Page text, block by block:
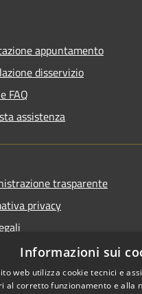
appuntamento
disservizio
FAQ
assistenza
trasparente
privacy
di accessibilità
Informazioni sui
web utilizza cookie tecnici e
al corretto funzionamento e alla